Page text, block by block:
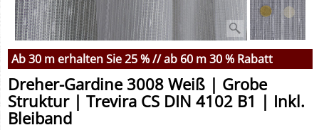
Ab 30 m erhalten Sie 25 % // ab 60 m 30 % Rabatt
Dreher-Gardine 3008 Weiß | Grobe
Struktur | Trevira CS DIN 4102 B1 | Inkl.
Bleiband